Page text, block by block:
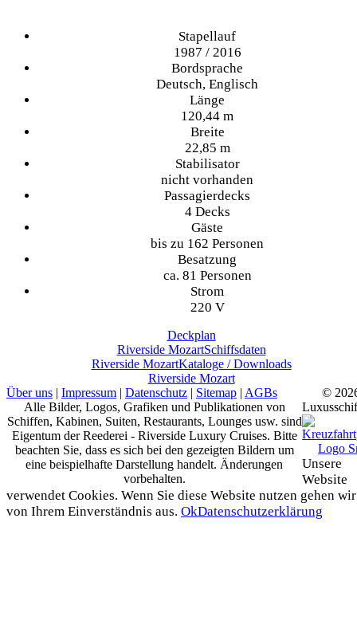
Stapellauf
1987 / 2016
Bordsprache
Deutsch, Englisch
Länge
120,44 m
Breite
22,85 m
Stabilisator
nicht vorhanden
Passagierdecks
4 Decks
Gäste
bis zu 162 Personen
Besatzung
ca. 81 Personen
Strom
220 V
Deckplan
Riverside MozartSchiffsdaten
Riverside MozartKataloge / Downloads
Riverside Mozart
Über uns | Impressum | Datenschutz | Sitemap | AGBs
Alle Bilder, Logos, Grafiken und Publikationen von
Schiffen, Kabinen, Suiten, Restaurants, Lounges usw. sind
Eigentum der Reederei - Riverside Luxury Cruises. Bitte
beachten Sie, dass es sich bei den gezeigten Bildern um
eine beispielhafte Darstellung handelt. Änderungen
vorbehalten.
©
Unsere
Website
verwendet Cookies. Wenn Sie diese Website nutzen gehen wir
von Ihrem Einverständnis aus. OkDatenschutzerklärung